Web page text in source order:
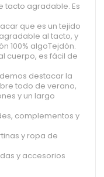
tacto agradable. Es
que es un tejido
al tacto, y
100% algoTejdón.
cuerpo, es fácil de
destacar la
todo de verano,
y un largo
complementos y
y ropa de
y accesorios